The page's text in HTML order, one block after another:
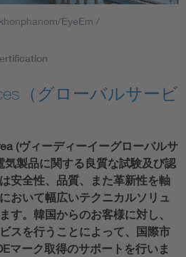
EyeEm /
（グローバルサービ
(ヴィーディーイーグローバルサ
気製品に関する良質な試験及び認
安全性、品質、また革新性を軸
おいて幅広いテクニカルソリュ
す。韓国からのお客様に対し、
スを行うことによって、国際市
マーク取得のサポートを行いま